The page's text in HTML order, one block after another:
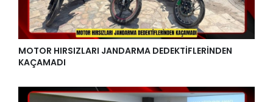
MOTOR HIRSIZLARI JANDARMA DEDEKTİFLERİNDEN
KAÇAMADI